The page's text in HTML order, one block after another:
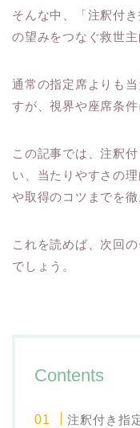
そんな中、「注釈付
の望みをつなぐ救世主
通常の指定席よりも
すが、視界や座席条件
この記事では、注釈
い、当たりやすさの
や取得のコツまでを徹
これを読めば、次回
でしょう。
Contents
注釈付き指